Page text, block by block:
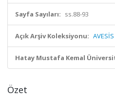
Sayfa Sayıları: ss.88-93
Açık Arşiv Koleksiyonu:
Hatay Mustafa Kemal
Özet